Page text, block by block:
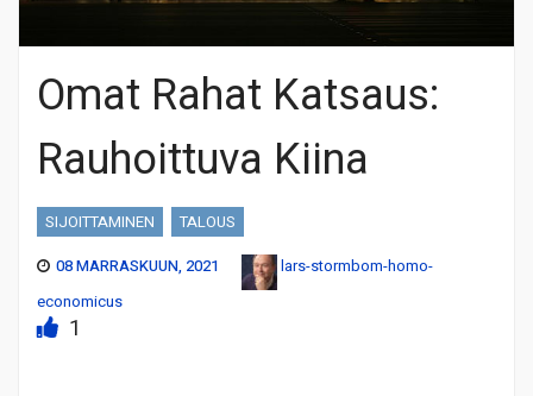
Omat Rahat Katsaus:
Rauhoittuva Kiina
SIJOITTAMINEN
TALOUS
08 MARRASKUUN, 2021
lars-stormbom-homo-
economicus
1